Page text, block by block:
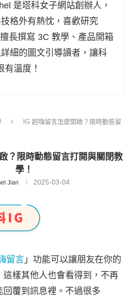
是塔科女子網站創辦人，
格外有熱忱，喜歡研究
長撰寫 3C 教學、產品開箱
細的圖文引導讀者，讓科
溫度！
IG 超嗨留言怎麼開啟？限時動態留
？限時動態留言打開與關閉教
學！
Jian 2025-03-04
留言 」功能可以讓朋友在你的
這樣其他人也會看得到，不再
回覆到訊息裡。不過很多